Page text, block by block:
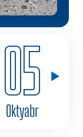
05
Oktyabr